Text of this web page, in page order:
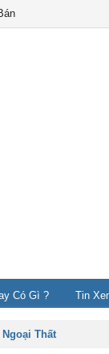
Có Gì ? Tin
Thất